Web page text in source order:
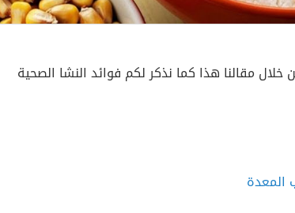
مقالنا هذا كما نذكر لكم فوائد النشا الصحية
المعدة